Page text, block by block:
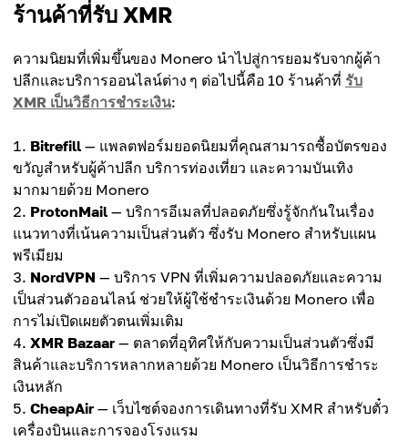
ร้านค้าที่รับ XMR
ความนิยมที่เพิ่มขึ้นของ Monero นำไปสู่การยอมรับจากผู้ค้า
ปลีกและบริการออนไลน์ต่าง ๆ ต่อไปนี้คือ 10 ร้านค้าที่ รับ
XMR เป็นวิธีการชำระเงิน:
Bitrefill — แพลตฟอร์มยอดนิยมที่คุณสามารถซื้อบัตรของ
ขวัญสำหรับผู้ค้าปลีก บริการท่องเที่ยว และความบันเทิง
มากมายด้วย Monero
ProtonMail — บริการอีเมลที่ปลอดภัยซึ่งรู้จักกันในเรื่อง
แนวทางที่เน้นความเป็นส่วนตัว ซึ่งรับ Monero สำหรับแผน
พรีเมียม
NordVPN — บริการ VPN ที่เพิ่มความปลอดภัยและความ
เป็นส่วนตัวออนไลน์ ช่วยให้ผู้ใช้ชำระเงินด้วย Monero เพื่อ
การไม่เปิดเผยตัวตนเพิ่มเติม
XMR Bazaar — ตลาดที่อุทิศให้กับความเป็นส่วนตัวซึ่งมี
สินค้าและบริการหลากหลายด้วย Monero เป็นวิธีการชำระ
เงินหลัก
CheapAir — เว็บไซต์จองการเดินทางที่รับ XMR สำหรับตั๋ว
เครื่องบินและการจองโรงแรม